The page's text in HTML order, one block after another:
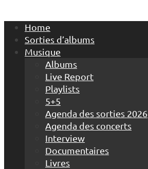
Home
Sorties d’albums
Musique
Albums
Live Report
Playlists
5+5
Agenda des sorties 2026
Agenda des concerts
Interview
Documentaires
Livres